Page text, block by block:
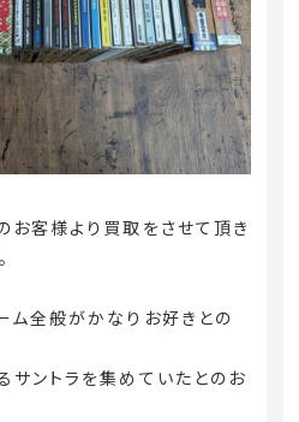
お客様より買取をさせて頂き
ム全般がかなりお好きとの
サントラを集めていたとのお